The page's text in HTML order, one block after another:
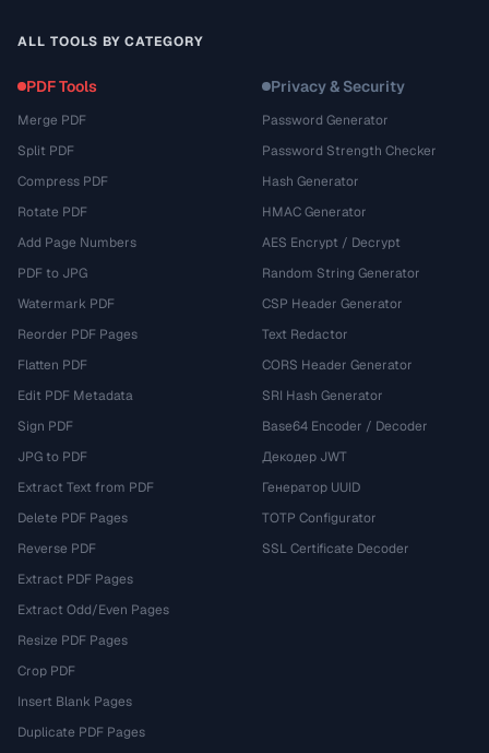
ALL TOOLS BY CATEGORY
PDF Tools
Merge PDF
Split PDF
Compress PDF
Rotate PDF
Add Page Numbers
PDF to JPG
Watermark PDF
Reorder PDF Pages
Flatten PDF
Edit PDF Metadata
Sign PDF
JPG to PDF
Extract Text from PDF
Delete PDF Pages
Reverse PDF
Extract PDF Pages
Extract Odd/Even Pages
Resize PDF Pages
Crop PDF
Insert Blank Pages
Duplicate PDF Pages
Privacy & Security
Password Generator
Password Strength Checker
Hash Generator
HMAC Generator
AES Encrypt / Decrypt
Random String Generator
CSP Header Generator
Text Redactor
CORS Header Generator
SRI Hash Generator
Base64 Encoder / Decoder
Декодер JWT
Генератор UUID
TOTP Configurator
SSL Certificate Decoder